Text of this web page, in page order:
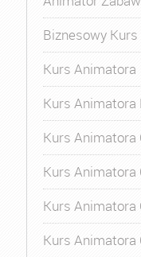
Biznesowy
Kurs Animatora
Kurs Animatora
Kurs Animatora
Kurs Animatora
Kurs Animatora
Kurs Animatora